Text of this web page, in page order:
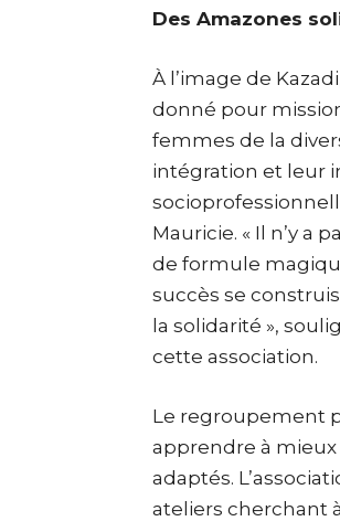
Des Amazones
À l’image de
donné pour
femmes de la
intégration et leur
Mauricie. « Il n’y a
de formule
succès se
la solidarité »,
cette association.
Le regroupement
apprendre à
adaptés.
ateliers cherchant